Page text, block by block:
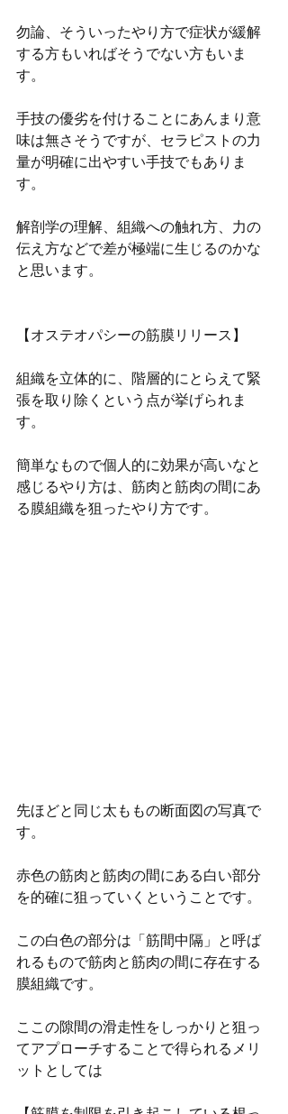
勿論、そういったやり方で症状が緩解
する方もいればそうでない方もいま
す。
手技の優劣を付けることにあんまり意
味は無さそうですが、セラピストの力
量が明確に出やすい手技でもありま
す。
解剖学の理解、組織への触れ方、力の
伝え方などで差が極端に生じるのかな
と思います。
【オステオパシーの筋膜リリース】
組織を立体的に、階層的にとらえて緊
張を取り除くという点が挙げられま
す。
簡単なもので個人的に効果が高いなと
感じるやり方は、筋肉と筋肉の間にあ
る膜組織を狙ったやり方です。
先ほどと同じ太ももの断面図の写真で
す。
赤色の筋肉と筋肉の間にある白い部分
を的確に狙っていくということです。
この白色の部分は「筋間中隔」と呼ば
れるもので筋肉と筋肉の間に存在する
膜組織です。
ここの隙間の滑走性をしっかりと狙っ
てアプローチすることで得られるメリ
ットとしては